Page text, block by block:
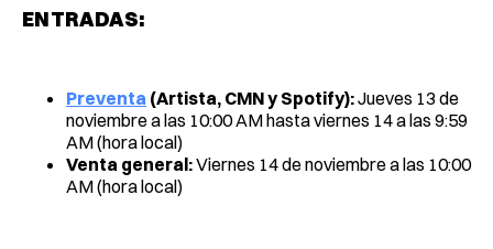
ENTRADAS:
Preventa (Artista, CMN y Spotify):Jueves 13 de
noviembre a las 10:00 AM hasta viernes 14 a las 9:59
AM (hora local)
Venta general:Viernes 14 de noviembre a las 10:00
AM (hora local)